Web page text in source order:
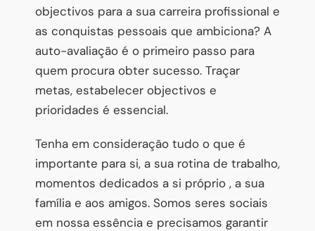
objectivos para a sua carreira profissional e
as conquistas pessoais que ambiciona? A
auto-avaliação é o primeiro passo para
quem procura obter sucesso. Traçar
metas, estabelecer objectivos e
prioridades é essencial.
Tenha em consideração tudo o que é
importante para si, a sua rotina de trabalho,
momentos dedicados a si próprio , a sua
família e aos amigos. Somos seres sociais
em nossa essência e precisamos garantir